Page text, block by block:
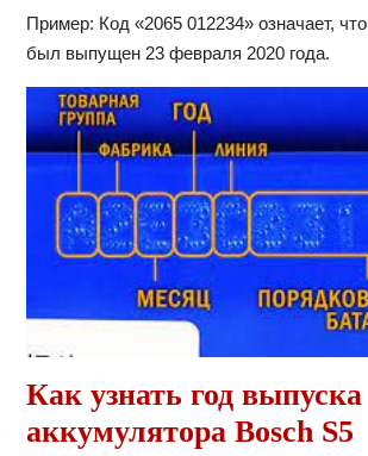
Пример: Код «2065 012234» означает,
был выпущен 23 февраля 2020 года.
Как узнать год выпуска
аккумулятора Bosch S5